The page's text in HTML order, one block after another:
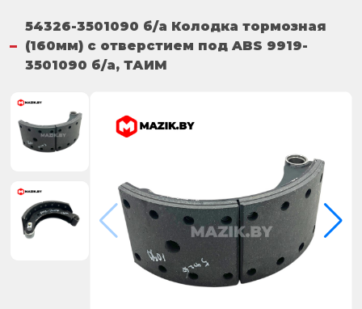
54326-3501090 б/а Колодка тормозная
(160мм) с отверстием под ABS 9919-
3501090 б/а, ТАИМ